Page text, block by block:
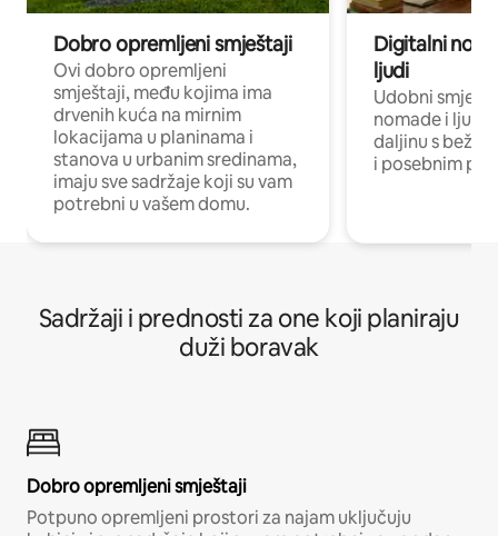
Dobro opremljeni smještaji
Ovi dobro opremljeni
smještaji, među kojima ima
drvenih kuća na mirnim
lokacijama u planinama i
stanova u urbanim sredinama,
imaju sve sadržaje koji su vam
potrebni u vašem domu.
Digitalni
ljudi
Udobni
nomade i ljude
daljinu s
i posebnim
Sadržaji i prednosti za one koji planiraju
duži boravak
Dobro opremljeni smještaji
Potpuno opremljeni prostori za najam uključuju